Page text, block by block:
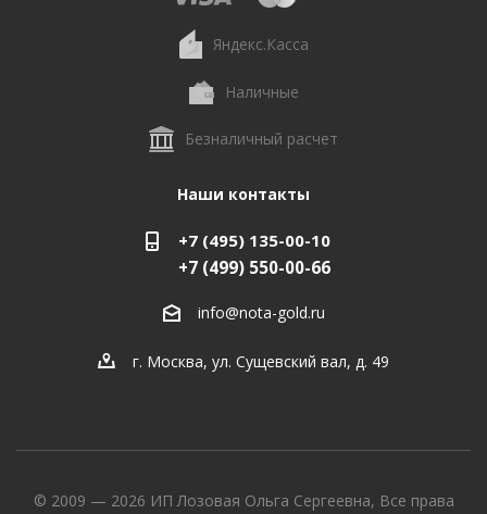
Яндекс.Касса
Наличные
Безналичный расчет
Наши контакты
+7 (495) 135-00-10
+7 (499) 550-00-66
info@nota-gold.ru
г. Москва, ул. Сущевский вал, д. 49
© 2009 — 2026 ИП Лозовая Ольга Сергеевна, Все права